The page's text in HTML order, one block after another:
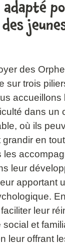
adapté
des
sur trois
accueillons
dans un
où ils
en
les
leur
apportant
leur
et
leur offrant